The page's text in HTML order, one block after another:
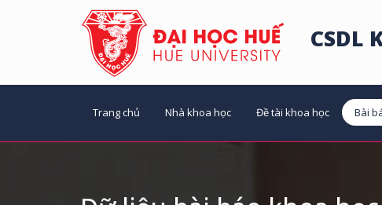
CSDL
Trang chủ Nhà khoa học Đề tài khoa học Bài